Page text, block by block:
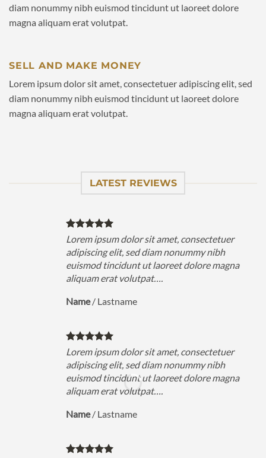
diam nonummy nibh euismod tincidunt ut laoreet dolore
magna aliquam erat volutpat.
SELL AND MAKE MONEY
Lorem ipsum dolor sit amet, consectetuer adipiscing elit, sed
diam nonummy nibh euismod tincidunt ut laoreet dolore
magna aliquam erat volutpat.
LATEST REVIEWS
Lorem ipsum dolor sit amet, consectetuer
adipiscing elit, sed diam nonummy nibh
euismod tincidunt ut laoreet dolore magna
aliquam erat volutpat….
Name / Lastname
Lorem ipsum dolor sit amet, consectetuer
adipiscing elit, sed diam nonummy nibh
euismod tincidunt ut laoreet dolore magna
aliquam erat volutpat….
Name / Lastname